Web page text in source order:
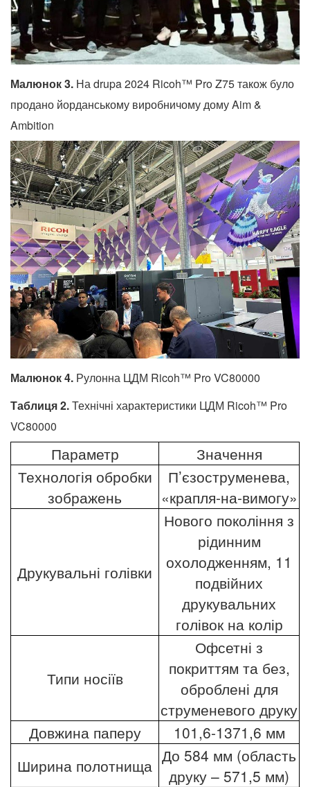
Малюнок 3. На drupa 2024 Ricoh™ Pro Z75 також було
продано йорданському виробничому дому Aim &
Ambition
Малюнок 4. Рулонна ЦДМ Ricoh™ Pro VC80000
Таблиця 2.Технічні характеристики ЦДМ Ricoh™ Pro
VC80000
Параметр
Значення
Технологія обробки
зображень
П’єзоструменева,
«крапля-на-вимогу»
Друкувальні голівки
Нового покоління з
рідинним
охолодженням, 11
подвійних
друкувальних
голівок на колір
Типи носіїв
Офсетні з
покриттям та без,
оброблені для
струменевого друку
Довжина паперу
101,6-1371,6 мм
Ширина полотнища До 584 мм (область
друку – 571,5 мм)